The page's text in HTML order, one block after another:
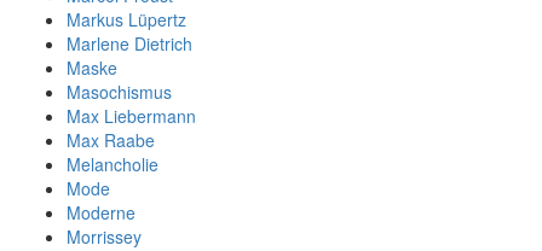
Markus Lüpertz
Marlene Dietrich
Maske
Masochismus
Max Liebermann
Max Raabe
Melancholie
Mode
Moderne
Morrissey